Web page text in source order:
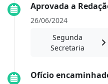
Aprovada a
26/06/2024
Segunda
Secretaria
Ofício